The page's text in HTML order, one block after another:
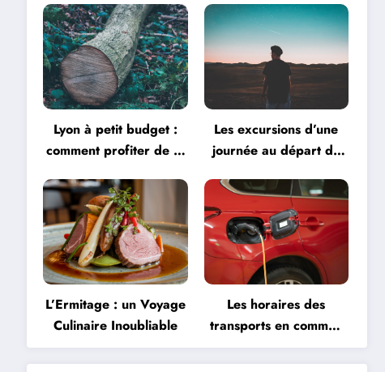
Lyon à petit budget :
comment profiter de la
Les excursions d’une
journée au départ de
L’Ermitage : un Voyage
Culinaire Inoubliable
Les horaires des
transports en commun
à Lyon